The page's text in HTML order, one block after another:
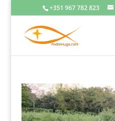
+351 967 782 823